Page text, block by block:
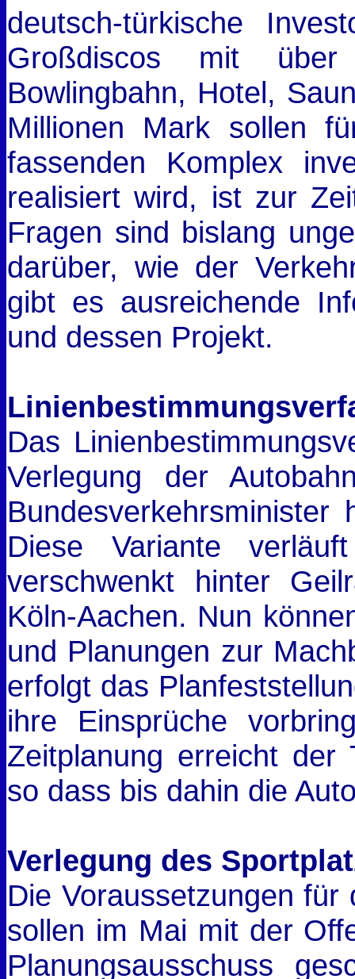
deutsch-türkische
Großdiscos mit
Bowlingbahn, Hotel,
Millionen Mark sollen
fassenden Komplex
realisiert wird, ist zur
Fragen sind bislang
darüber, wie der
gibt es ausreichende
und dessen Projekt.
Das
Verlegung der
Diese Variante
verschwenkt hinter
Köln-Aachen. Nun
und Planungen zur
erfolgt das
ihre Einsprüche
Zeitplanung erreicht der
so dass bis dahin die
Verlegung des
Die Voraussetzungen
sollen im Mai mit der
Planungsausschuss